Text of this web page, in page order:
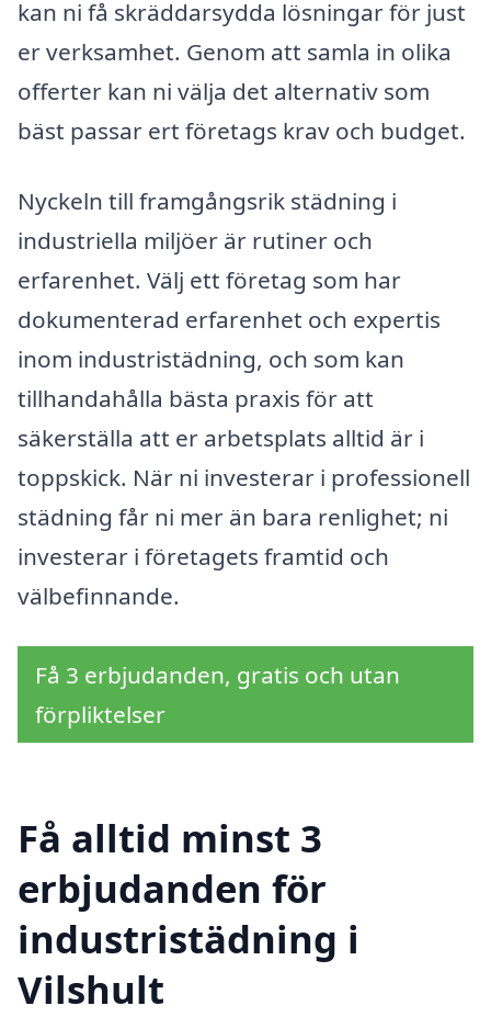
kan ni få skräddarsydda lösningar för just
er verksamhet. Genom att samla in olika
offerter kan ni välja det alternativ som
bäst passar ert företags krav och budget.
Nyckeln till framgångsrik städning i
industriella miljöer är rutiner och
erfarenhet. Välj ett företag som har
dokumenterad erfarenhet och expertis
inom industristädning, och som kan
tillhandahålla bästa praxis för att
säkerställa att er arbetsplats alltid är i
toppskick. När ni investerar i professionell
städning får ni mer än bara renlighet; ni
investerar i företagets framtid och
välbefinnande.
Få 3 erbjudanden, gratis och utan
förpliktelser
Få alltid minst 3
erbjudanden för
industristädning i
Vilshult